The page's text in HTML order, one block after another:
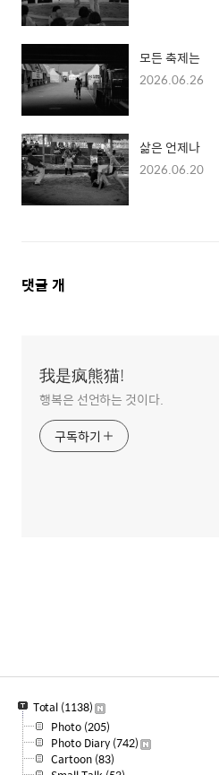
모든 축제는
2026.06.26
삶은 언제나
2026.06.20
댓
댓글 개
我是疯熊猫!
행복은 선언하는 것이다.
구독하기
Total (1138)
Photo (205)
Photo Diary (742)
Cartoon (83)